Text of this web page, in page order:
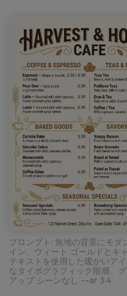
プロンプト: 無地の背景にモダ
イン、ウィート ゴールドとキ
テキストを使用した暖かいア
なタイポグラフィック階層、
アップ シーンなし --ar 3:4